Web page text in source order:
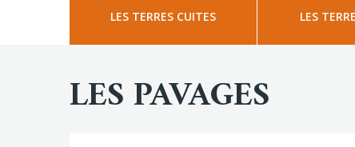
LES TERRES CUITES LES
LES PAVAGES